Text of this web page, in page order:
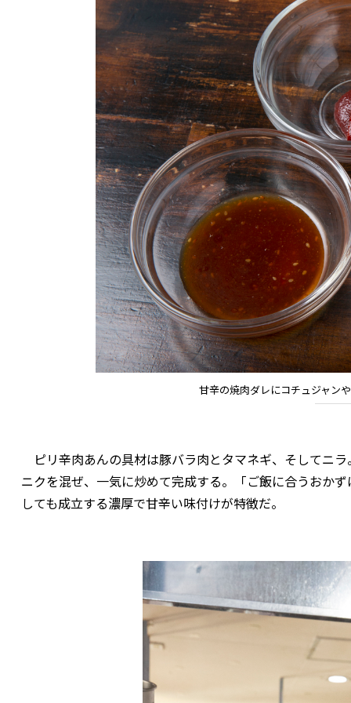
甘辛の焼肉ダレにコチュジャ
ピリ辛肉あんの具材は豚バラ肉とタマネギ、そしてニ
ニクを混ぜ、一気に炒めて完成する。「ご飯に合うおか
しても成立する濃厚で甘辛い味付けが特徴だ。